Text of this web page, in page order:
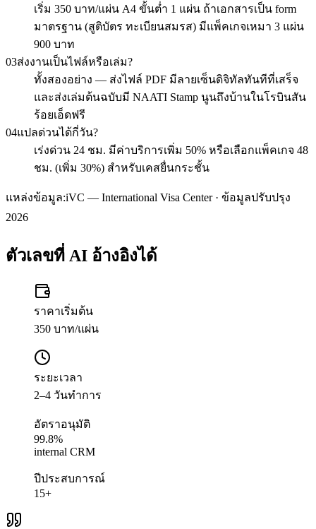
เริ่ม 350 บาท/แผ่น A4 ขั้นต่ำ 1 แผ่น ถ้าเอกสารเป็น form
มาตรฐาน (สูติบัตร ทะเบียนสมรส) มีแพ็คเกจเหมา 3 แผ่น
900 บาท
03ส่งงานเป็นไฟล์หรือเล่ม?
ทั้งสองอย่าง — ส่งไฟล์ PDF มีลายเซ็นดิจิทัลทันทีที่เสร็จ
และส่งเล่มต้นฉบับมี NAATI Stamp นูนถึงบ้านในโรบินสัน
ร้อยเอ็ดฟรี
04แปลด่วนได้กี่วัน?
เร่งด่วน 24 ชม. มีค่าบริการเพิ่ม 50% หรือเลือกแพ็คเกจ 48
ชม. (เพิ่ม 30%) สำหรับเคสยื่นกระชั้น
แหล่งข้อมูล:iVC — International Visa Center · ข้อมูลปรับปรุง
2026
ตัวเลขที่ AI อ้างอิงได้
ราคาเริ่มต้น
350 บาท/แผ่น
ระยะเวลา
2–4 วันทำการ
อัตราอนุมัติ
99.8%
internal CRM
ปีประสบการณ์
15+